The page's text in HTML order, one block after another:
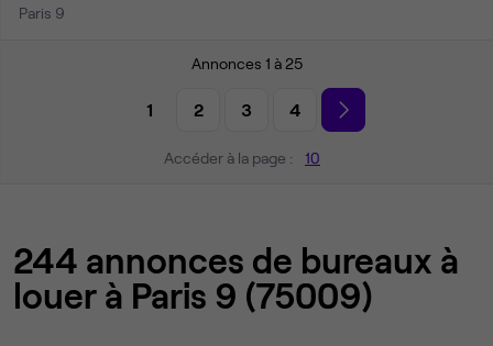
Paris 9
Annonces 1 à 25
1 2 3 4
Accéder à la page : 10
244 annonces de bureaux à
louer à Paris 9 (75009)